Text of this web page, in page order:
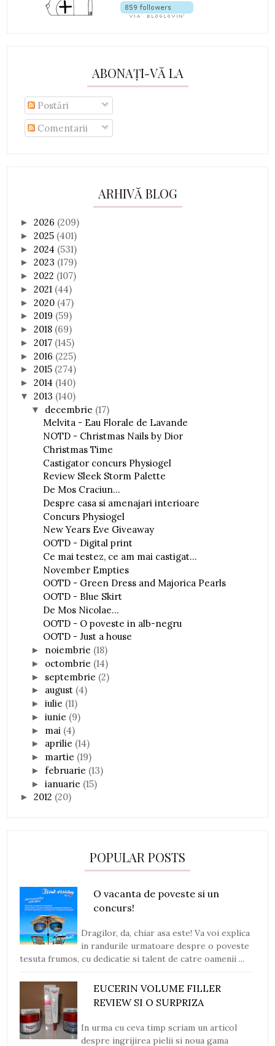
ABONAȚI-VĂ LA
Postări
Comentarii
ARHIVĂ BLOG
►2026 (209)
►2025 (401)
►2024 (531)
►2023 (179)
►2022 (107)
►2021 (44)
►2020 (47)
►2019 (59)
►2018 (69)
►2017 (145)
►2016 (225)
►2015 (274)
►2014 (140)
▼2013 (140)
▼ decembrie (17)
Melvita - Eau Florale de Lavande
NOTD - Christmas Nails by Dior
Christmas Time
Castigator concurs Physiogel
Review Sleek Storm Palette
De Mos Craciun...
Despre casa si amenajari interioare
Concurs Physiogel
New Years Eve Giveaway
OOTD - Digital print
Ce mai testez, ce am mai castigat...
November Empties
OOTD - Green Dress and Majorica Pearls
OOTD - Blue Skirt
De Mos Nicolae...
OOTD - O poveste in alb-negru
OOTD - Just a house
► noiembrie (18)
► octombrie (14)
► septembrie (2)
► august (4)
►iulie (11)
►iunie (9)
► mai (4)
► aprilie (14)
► martie (19)
►februarie (13)
►ianuarie (15)
►2012 (20)
POPULAR POSTS
O vacanta de poveste si un
concurs!
Dragilor, da, chiar asa este! Va voi explica
in randurile urmatoare despre o poveste
tesuta frumos, cu dedicatie si talent de catre oamenii ...
EUCERIN VOLUME FILLER
REVIEW SI O SURPRIZA
In urma cu ceva timp scriam un articol
despre ingrijirea pielii si noua gama